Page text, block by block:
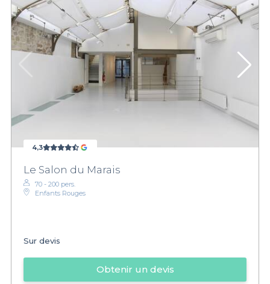
4,3
Le Salon du Marais
70 - 200 pers.
Enfants Rouges
Sur devis
Obtenir un devis